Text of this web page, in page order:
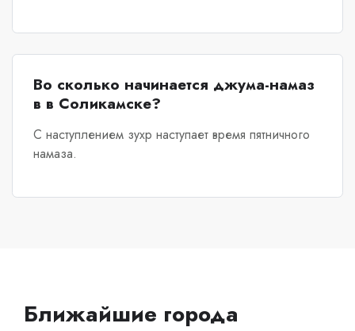
Во сколько начинается джума-намаз
в в Соликамске?
С наступлением зухр наступает время пятничного
намаза.
Ближайшие города